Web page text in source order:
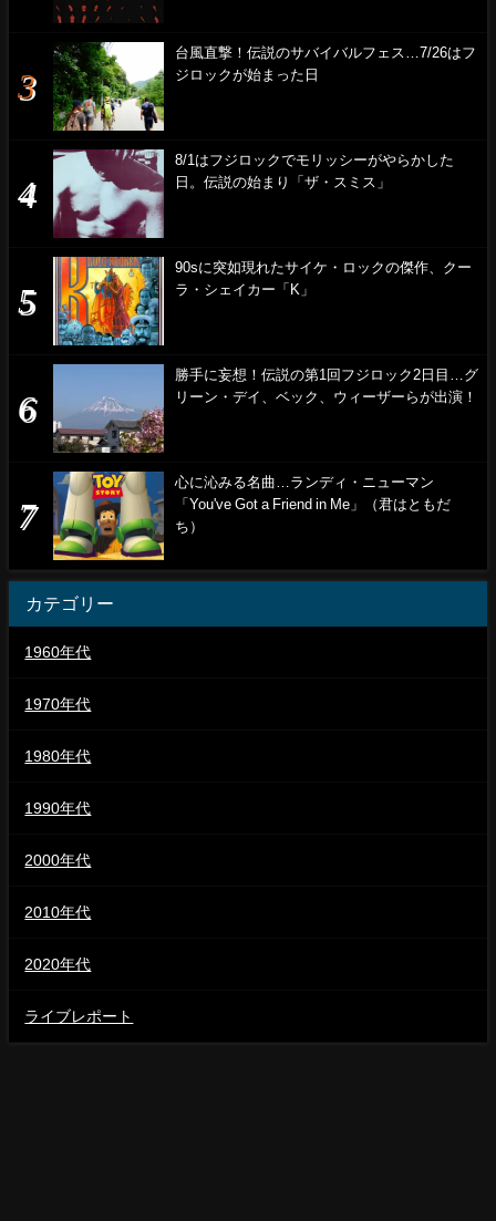
台風直撃！伝説のサバイバルフェス…7/26はフ
ジロックが始まった日
8/1はフジロックでモリッシーがやらかした
日。伝説の始まり「ザ・スミス」
90sに突如現れたサイケ・ロックの傑作、クー
ラ・シェイカー「K」
勝手に妄想！伝説の第1回フジロック2日目…グ
リーン・デイ、ベック、ウィーザーらが出演！
心に沁みる名曲…ランディ・ニューマン
「You've Got a Friend in Me」（君はともだ
ち）
カテゴリー
1960年代
1970年代
1980年代
1990年代
2000年代
2010年代
2020年代
ライブレポート